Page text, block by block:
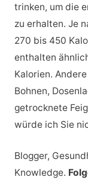
trinken, um die
zu erhalten. Je
270 bis 450
enthalten
Kalorien.
Bohnen,
getrocknete
würde ich Sie
Blogger,
Knowledge.